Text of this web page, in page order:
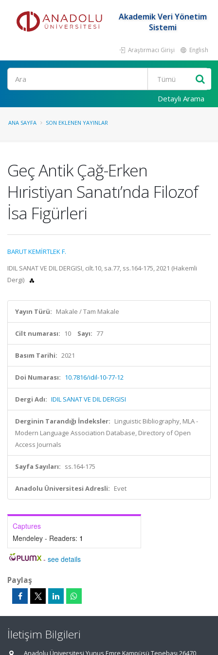
Akademik Veri Yönetim
Sistemi
Araştırmacı Girişi English
Ara
Detaylı Arama
ANA SAYFA SON EKLENEN YAYINLAR
Geç Antik Çağ-Erken
Hıristiyan Sanatı’nda Filozof
İsa Figürleri
BARUT KEMİRTLEK F.
IDIL SANAT VE DIL DERGISI, cilt.10, sa.77, ss.164-175, 2021 (Hakemli
Dergi)
Yayın Türü: Makale / Tam Makale
Cilt numarası: 10 Sayı: 77
Basım Tarihi: 2021
Doi Numarası: 10.7816/idil-10-77-12
Dergi Adı: IDIL SANAT VE DIL DERGISI
Derginin Tarandığı İndeksler: Linguistic Bibliography, MLA -
Modern Language Association Database, Directory of Open
Access Journals
Sayfa Sayıları: ss.164-175
Anadolu Üniversitesi Adresli: Evet
Captures
Mendeley - Readers: 1
- see details
Paylaş
İletişim Bilgileri
Anadolu Üniversitesi Yunus Emre Kampüsü Tepebaşı 26470